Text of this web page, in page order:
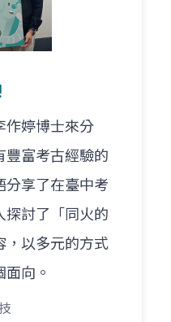
作婷博士來分
豐富考古經驗的
分享了在臺中考
探討了「同火的
，以多元的方式
向。